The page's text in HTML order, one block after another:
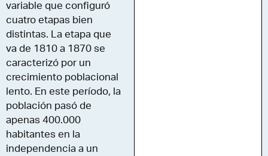
variable que configuró
cuatro etapas bien
distintas. La etapa que
va de 1810 a 1870 se
caracterizó por un
crecimiento poblacional
lento. En este período, la
población pasó de
apenas 400.000
habitantes en la
independencia a un